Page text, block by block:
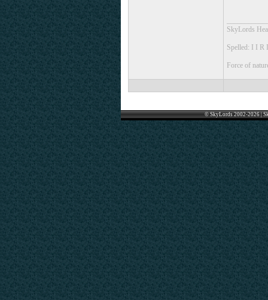
SkyLords
Spelled: I I
Force of
© SkyLords 2002-2026 |